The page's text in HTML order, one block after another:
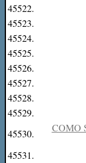
45522.
45523.
45524.
45525.
45526.
45527.
45528.
45529.
45530.
COMO
45531.